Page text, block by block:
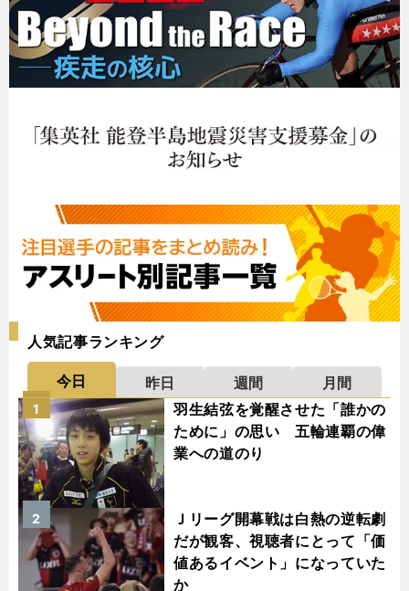
人気記事ランキング
今日 昨日 週間
月間
羽生結弦を覚醒させた「誰かの
ために」の思い 五輪連覇の偉
業への道のり
1
Ｊリーグ開幕戦は白熱の逆転劇
だが観客、視聴者にとって「価
値あるイベント」になっていた
か
2